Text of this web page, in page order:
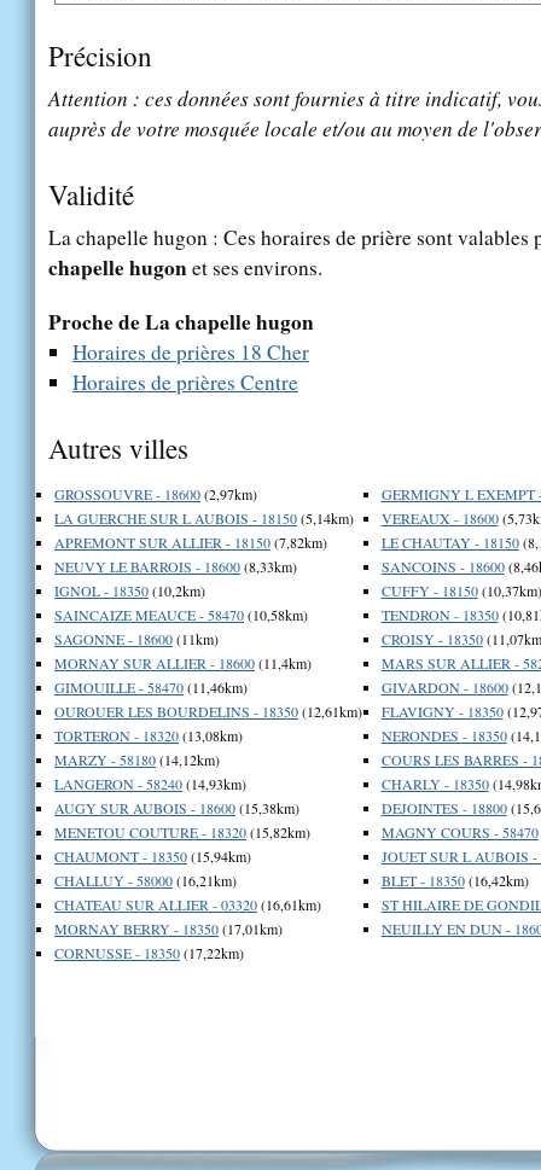
Précision
Attention : ces données sont fournies à titre indicatif,
auprès de votre mosquée locale et/ou au moyen de
Validité
La chapelle hugon : Ces horaires de prière sont
chapelle hugonet ses environs.
Proche de La chapelle hugon
Horaires de prières 18 Cher
Horaires de prières Centre
Autres villes
GROSSOUVRE - 18600(2,97km)
LA GUERCHE SUR L AUBOIS - 18150(5,14km)
APREMONT SUR ALLIER - 18150(7,82km)
NEUVY LE BARROIS - 18600(8,33km)
IGNOL - 18350(10,2km)
SAINCAIZE MEAUCE - 58470(10,58km)
SAGONNE - 18600(11km)
MORNAY SUR ALLIER - 18600(11,4km)
GIMOUILLE - 58470(11,46km)
OUROUER LES BOURDELINS - 18350(12,61km)
TORTERON - 18320(13,08km)
MARZY - 58180(14,12km)
LANGERON - 58240(14,93km)
AUGY SUR AUBOIS - 18600(15,38km)
MENETOU COUTURE - 18320(15,82km)
CHAUMONT - 18350(15,94km)
CHALLUY - 58000(16,21km)
CHATEAU SUR ALLIER - 03320(16,61km)
MORNAY BERRY - 18350(17,01km)
CORNUSSE - 18350(17,22km)
GERMIGNY L EXEMPT
VEREAUX - 18600
LE CHAUTAY - 18150
SANCOINS - 18600
CUFFY - 18150(10,37km)
TENDRON - 18350
CROISY - 18350
MARS SUR ALLIER -
GIVARDON - 18600
FLAVIGNY - 18350
NERONDES - 18350
COURS LES BARRES -
CHARLY - 18350
DEJOINTES - 18800
MAGNY COURS - 58470
JOUET SUR L AUBOIS -
BLET - 18350(16,42km)
ST HILAIRE DE
NEUILLY EN DUN -